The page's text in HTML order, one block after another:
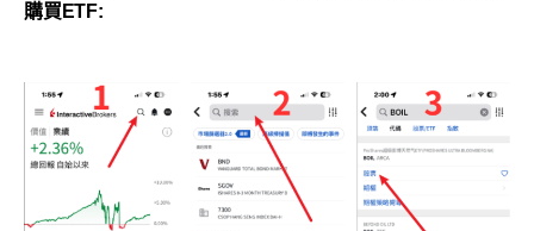
購買ETF: